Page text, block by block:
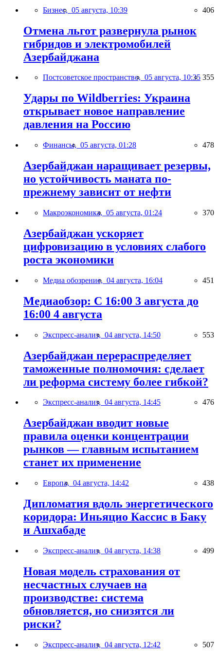
Бизнес, 05 августа, 10:39 406
Отмена льгот развернула рынок
гибридов и электромобилей
Азербайджана
Постсоветское пространство, 05 августа, 10:35 355
Удары по Wildberries: Украина
открывает новое направление
давления на Россию
Финансы, 05 августа, 01:28 478
Азербайджан наращивает резервы,
но устойчивость маната по-
прежнему зависит от нефти
Макроэкономика, 05 августа, 01:24 370
Азербайджан ускоряет
цифровизацию в условиях слабого
роста экономики
Медиа обозрение, 04 августа, 16:04 451
Медиаобзор: С 16:00 3 августа до
16:00 4 августа
Экспресс-анализ, 04 августа, 14:50 553
Азербайджан перераспределяет
таможенные полномочия: сделает
ли реформа систему более гибкой?
Экспресс-анализ, 04 августа, 14:45 476
Азербайджан вводит новые
правила оценки концентрации
рынков — главным испытанием
станет их применение
Европа, 04 августа, 14:42 438
Дипломатия вдоль энергетического
коридора: Иньяцио Кассис в Баку
и Ашхабаде
Экспресс-анализ, 04 августа, 14:38 499
Новая модель страхования от
несчастных случаев на
производстве: система
обновляется, но снизятся ли
риски?
Экспресс-анализ, 04 августа, 12:42 507